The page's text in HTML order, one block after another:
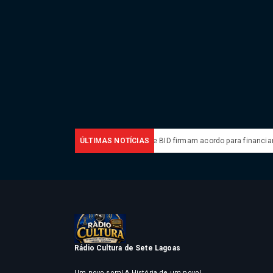
ÚLTIMAS NOTÍCIAS
na América Latina Brasil e BID firmam acordo para financiar
Rádio Cultura de Sete Lagoas